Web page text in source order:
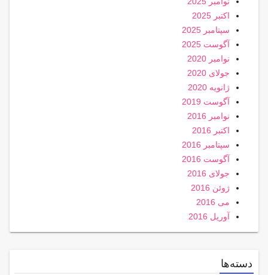
اکتبر 2025
سپتامبر 2025
آگوست 2025
نوامبر 2020
جولای 2020
ژانویه 2020
آگوست 2019
نوامبر 2016
اکتبر 2016
سپتامبر 2016
آگوست 2016
جولای 2016
ژوئن 2016
می 2016
آوریل 2016
دسته‌ها